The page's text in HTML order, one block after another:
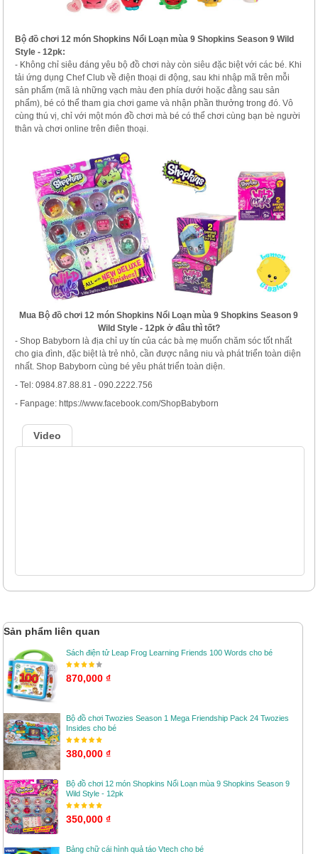
Bộ đồ chơi 12 món Shopkins Nổi Loạn mùa 9 Shopkins Season 9 Wild
Style - 12pk:
- Không chỉ siêu đáng yêu bộ đồ chơi này còn siêu đặc biệt với các bé. Khi
tải ứng dụng Chef Club về điện thoại di động, sau khi nhập mã trên mỗi
sản phẩm (mã là những vạch màu đen phía dưới hoặc đằng sau sản
phẩm), bé có thể tham gia chơi game và nhận phần thưởng trong đó. Vô
cùng thú vị, chỉ với một món đồ chơi mà bé có thể chơi cùng bạn bè người
thân và chơi online trên điên thoại.
Mua Bộ đồ chơi 12 món Shopkins Nổi Loạn mùa 9 Shopkins Season 9
Wild Style - 12pk ở đâu thì tốt?
- Shop Babyborn là địa chỉ uy tín của các bà mẹ muốn chăm sóc tốt nhất
cho gia đình, đặc biệt là trẻ nhỏ, cần được nâng niu và phát triển toàn diện
nhất. Shop Babyborn cùng bé yêu phát triển toàn diện.
- Tel: 0984.87.88.81 - 090.2222.756
- Fanpage: https://www.facebook.com/ShopBabyborn
Video
Sản phẩm liên quan
Sách điện tử Leap Frog Learning Friends 100 Words cho bé
870,000 ₫
Bộ đồ chơi Twozies Season 1 Mega Friendship Pack 24 Twozies
Insides cho bé
380,000 ₫
Bộ đồ chơi 12 món Shopkins Nổi Loạn mùa 9 Shopkins Season 9
Wild Style - 12pk
350,000 ₫
Bảng chữ cái hình quả táo Vtech cho bé